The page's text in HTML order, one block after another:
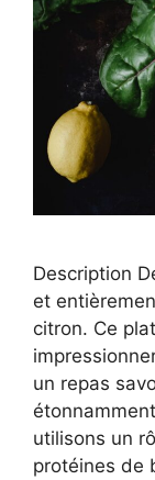
Description
et
citron. Ce
un repas
utilisons un
protéines de